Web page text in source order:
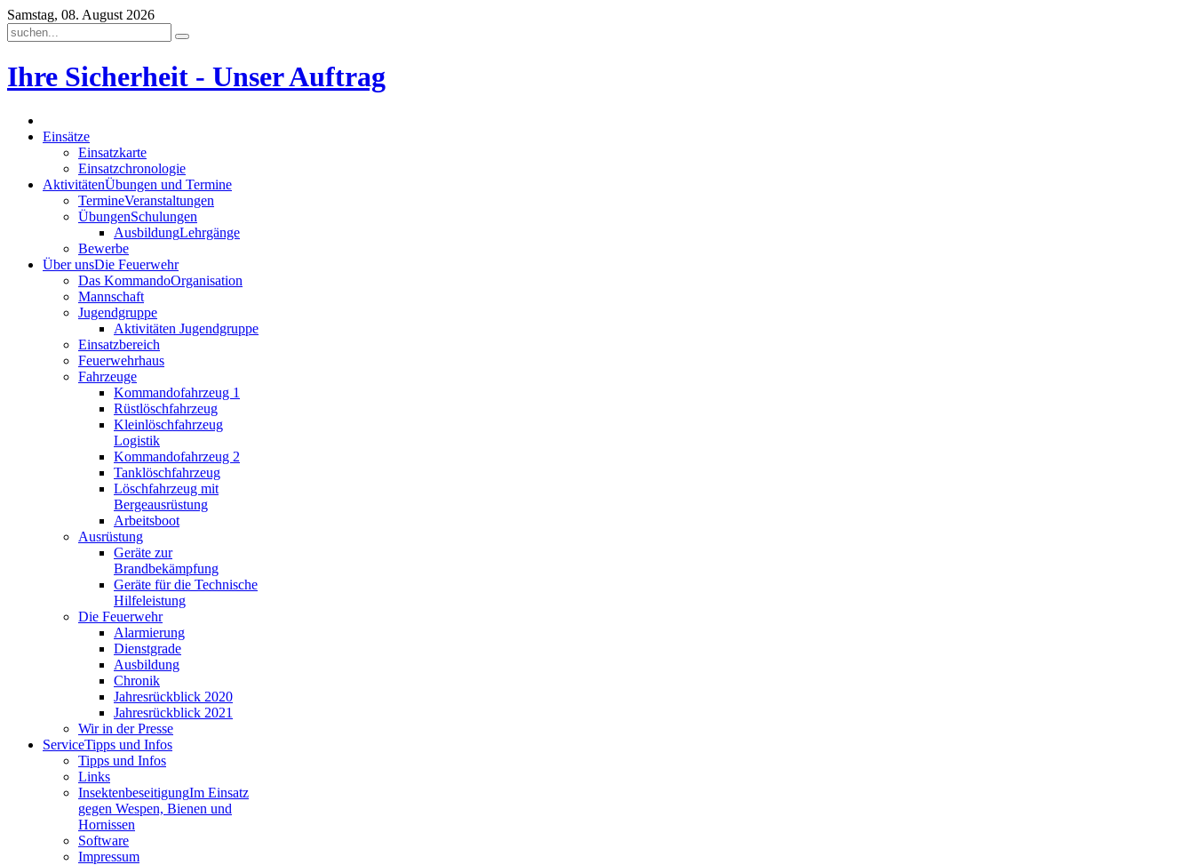
Samstag, 08. August 2026
Ihre Sicherheit - Unser Auftrag
Einsätze
Einsatzkarte
Einsatzchronologie
AktivitätenÜbungen und Termine
TermineVeranstaltungen
ÜbungenSchulungen
AusbildungLehrgänge
Bewerbe
Über unsDie Feuerwehr
Das KommandoOrganisation
Mannschaft
Jugendgruppe
Aktivitäten Jugendgruppe
Einsatzbereich
Feuerwehrhaus
Fahrzeuge
Kommandofahrzeug 1
Rüstlöschfahrzeug
Kleinlöschfahrzeug
Logistik
Kommandofahrzeug 2
Tanklöschfahrzeug
Löschfahrzeug mit
Bergeausrüstung
Arbeitsboot
Ausrüstung
Geräte zur
Brandbekämpfung
Geräte für die Technische
Hilfeleistung
Die Feuerwehr
Alarmierung
Dienstgrade
Ausbildung
Chronik
Jahresrückblick 2020
Jahresrückblick 2021
Wir in der Presse
ServiceTipps und Infos
Tipps und Infos
Links
InsektenbeseitigungIm Einsatz
gegen Wespen, Bienen und
Hornissen
Software
Impressum